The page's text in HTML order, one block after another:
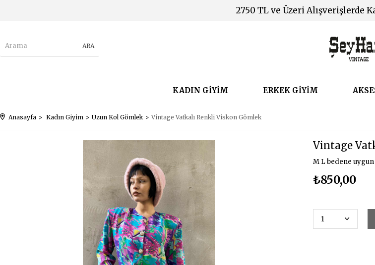
2750 TL ve Üzeri Alışverişlerde
KADIN GİYİM ERKEK GİYİM
Anasayfa Kadın Giyim Uzun Kol Gömlek Vintage Vatkalı Renkli Viskon Gömlek
Vintage
M L bedene uygun
₺850,00